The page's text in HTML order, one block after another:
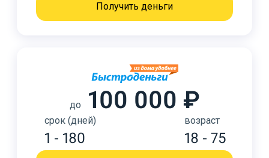
Получить деньги
до 100 000 ₽
срок (дней)
1 - 180
возраст
18 - 75